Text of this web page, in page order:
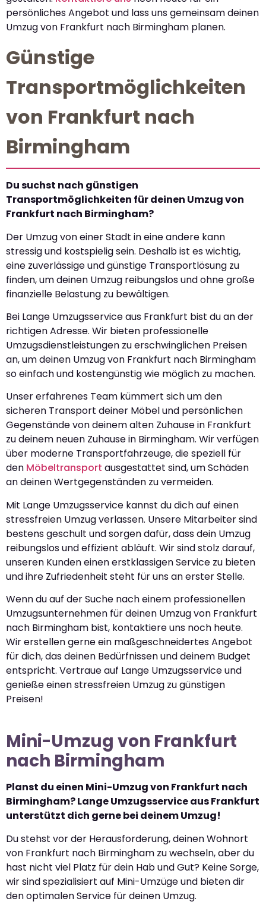
persönliches Angebot und lass uns gemeinsam deinen
Umzug von Frankfurt nach Birmingham planen.
Günstige
Transportmöglichkeiten
von Frankfurt nach
Birmingham
Du suchst nach günstigen
Transportmöglichkeiten für deinen Umzug von
Frankfurt nach Birmingham?
Der Umzug von einer Stadt in eine andere kann
stressig und kostspielig sein. Deshalb ist es wichtig,
eine zuverlässige und günstige Transportlösung zu
finden, um deinen Umzug reibungslos und ohne große
finanzielle Belastung zu bewältigen.
Bei Lange Umzugsservice aus Frankfurt bist du an der
richtigen Adresse. Wir bieten professionelle
Umzugsdienstleistungen zu erschwinglichen Preisen
an, um deinen Umzug von Frankfurt nach Birmingham
so einfach und kostengünstig wie möglich zu machen.
Unser erfahrenes Team kümmert sich um den
sicheren Transport deiner Möbel und persönlichen
Gegenstände von deinem alten Zuhause in Frankfurt
zu deinem neuen Zuhause in Birmingham. Wir verfügen
über moderne Transportfahrzeuge, die speziell für
den Möbeltransport ausgestattet sind, um Schäden
an deinen Wertgegenständen zu vermeiden.
Mit Lange Umzugsservice kannst du dich auf einen
stressfreien Umzug verlassen. Unsere Mitarbeiter sind
bestens geschult und sorgen dafür, dass dein Umzug
reibungslos und effizient abläuft. Wir sind stolz darauf,
unseren Kunden einen erstklassigen Service zu bieten
und ihre Zufriedenheit steht für uns an erster Stelle.
Wenn du auf der Suche nach einem professionellen
Umzugsunternehmen für deinen Umzug von Frankfurt
nach Birmingham bist, kontaktiere uns noch heute.
Wir erstellen gerne ein maßgeschneidertes Angebot
für dich, das deinen Bedürfnissen und deinem Budget
entspricht. Vertraue auf Lange Umzugsservice und
genieße einen stressfreien Umzug zu günstigen
Preisen!
Mini-Umzug von Frankfurt
nach Birmingham
Planst du einen Mini-Umzug von Frankfurt nach
Birmingham? Lange Umzugsservice aus Frankfurt
unterstützt dich gerne bei deinem Umzug!
Du stehst vor der Herausforderung, deinen Wohnort
von Frankfurt nach Birmingham zu wechseln, aber du
hast nicht viel Platz für dein Hab und Gut? Keine Sorge,
wir sind spezialisiert auf Mini-Umzüge und bieten dir
den optimalen Service für deinen Umzug.